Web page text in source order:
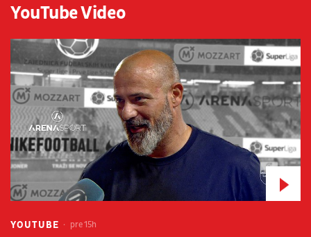
YouTube Video
YOUTUBE pre 15h